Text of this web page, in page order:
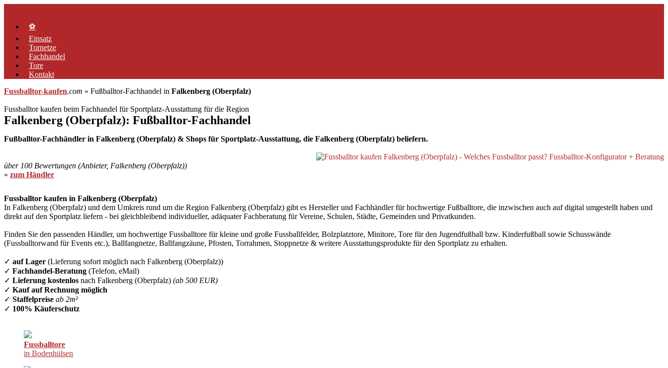
springen⚽
Einsatz
Tornetze
Fachhandel
Tore
Kontakt
Fussballtor-kaufen.com » Fußballtor-Fachhandel in Falkenberg (Oberpfalz)
Fussballtor kaufen beim Fachhandel für Sportplatz-Ausstattung für die Region
Falkenberg (Oberpfalz): Fußballtor-Fachhandel
Fußballtor-Fachhändler in Falkenberg (Oberpfalz) & Shops für Sportplatz-Ausstattung, die Falkenberg (Oberpfalz) beliefern.
über 100 Bewertungen (Anbieter, Falkenberg (Oberpfalz))
» zum Händler
Fussballtor kaufen in Falkenberg (Oberpfalz)
In Falkenberg (Oberpfalz) und dem Umkreis rund um die Region Falkenberg (Oberpfalz) gibt es Hersteller und Fachhändler für hochwertige Fußballtore, die inzwischen auch auf digital umgestellt haben und
direkt auf den Sportplatz liefern - bei gleichbleibend individueller, adäquater Fachberatung für Vereine, Schulen, Städte, Gemeinden und Privatkunden.
Finden Sie den passenden Händler, um hochwertige Fussballtore für kleine und große Fussballfelder, Bolzplatztore, Minitore, Tore für den Jugendfußball bzw. Kinderfußball sowie Schusswände
(Fussballtorwand für Events etc.), Ballfangnetze, Ballfangzäune, Pfosten, Torrahmen, Stoppnetze & weitere Ausstattungsprodukte für den Sportplatz zu erhalten.
✓ auf Lager (Lieferung sofort möglich nach Falkenberg (Oberpfalz))
✓ Fachhandel-Beratung (Telefon, eMail)
✓ Lieferung kostenlos nach Falkenberg (Oberpfalz) (ab 500 EUR)
✓ Kauf auf Rechnung möglich
✓ Staffelpreise ab 2m²
✓ 100% Käuferschutz
Fussballtore
in Bodenhülsen